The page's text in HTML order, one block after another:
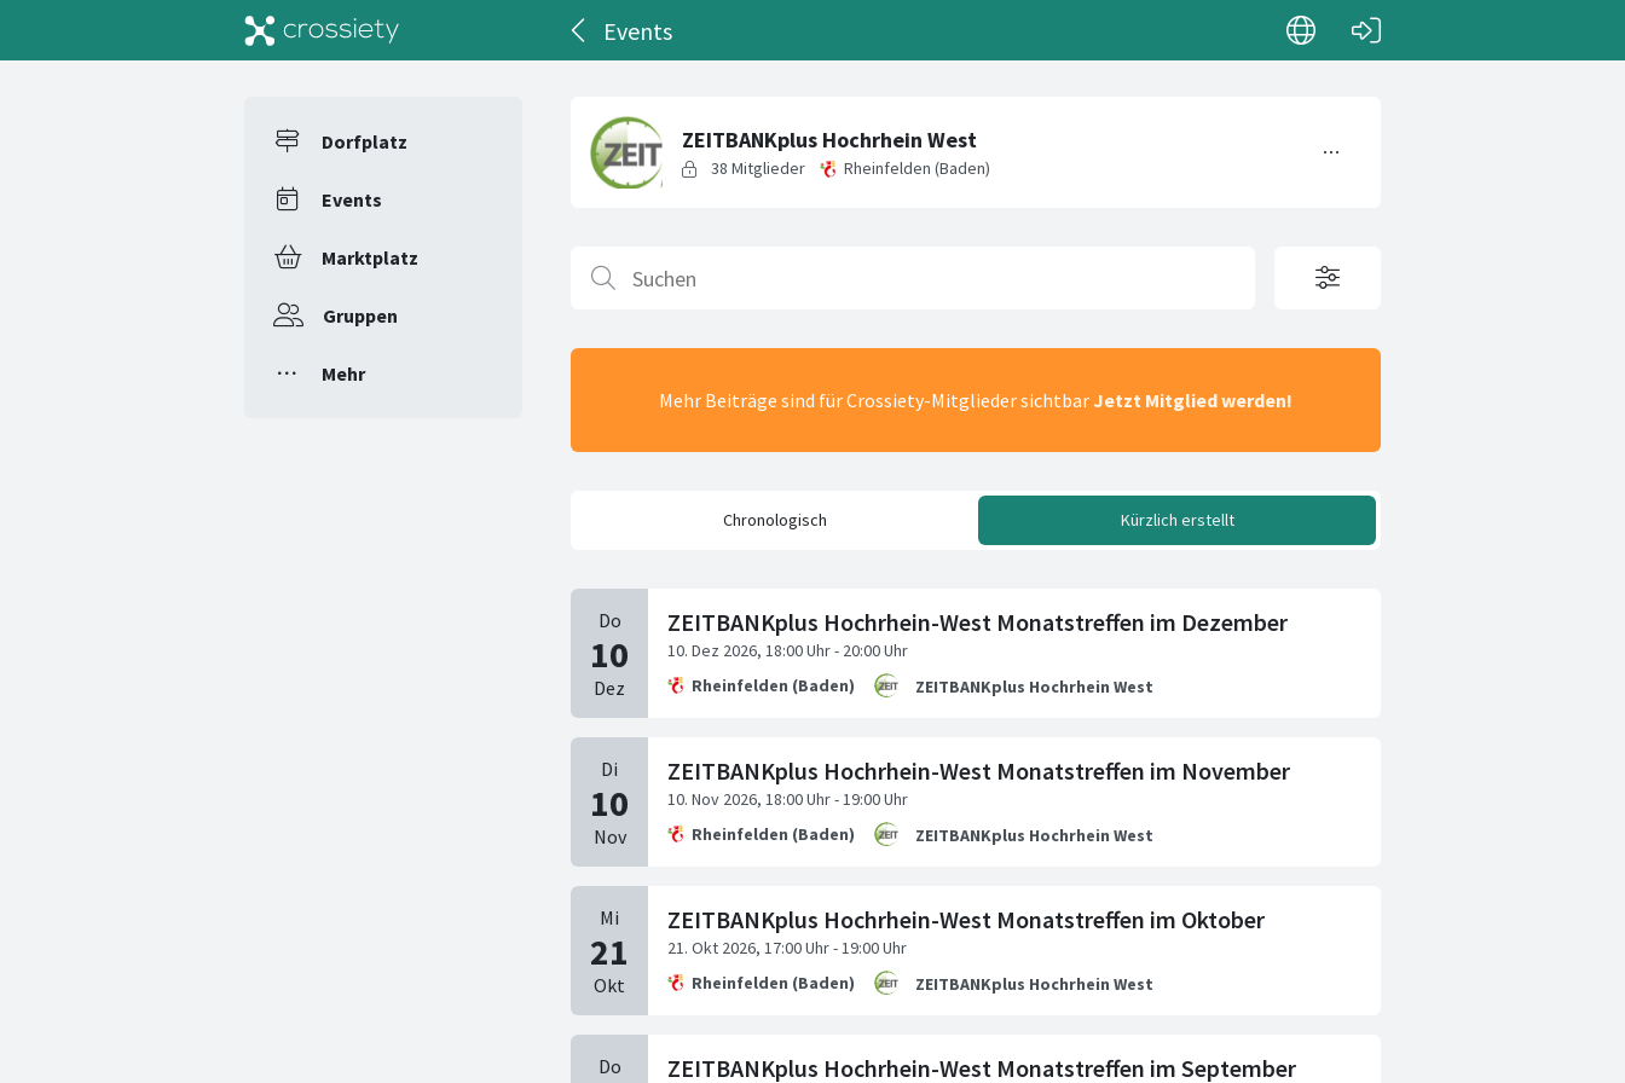
Events
Dorfplatz
Events
Marktplatz
Gruppen
Mehr
Mehr Beiträge sind für Crossiety-Mitglieder sichtbar Jetzt Mitglied werden!
Chronologisch Kürzlich erstellt
ZEITBANKplus Hochrhein-West Monatstreffen im Dezember
Rheinfelden (Baden) ZEITBANKplus Hochrhein West
ZEITBANKplus Hochrhein-West Monatstreffen im November
Rheinfelden (Baden) ZEITBANKplus Hochrhein West
ZEITBANKplus Hochrhein-West Monatstreffen im Oktober
Rheinfelden (Baden) ZEITBANKplus Hochrhein West
ZEITBANKplus Hochrhein-West Monatstreffen im September